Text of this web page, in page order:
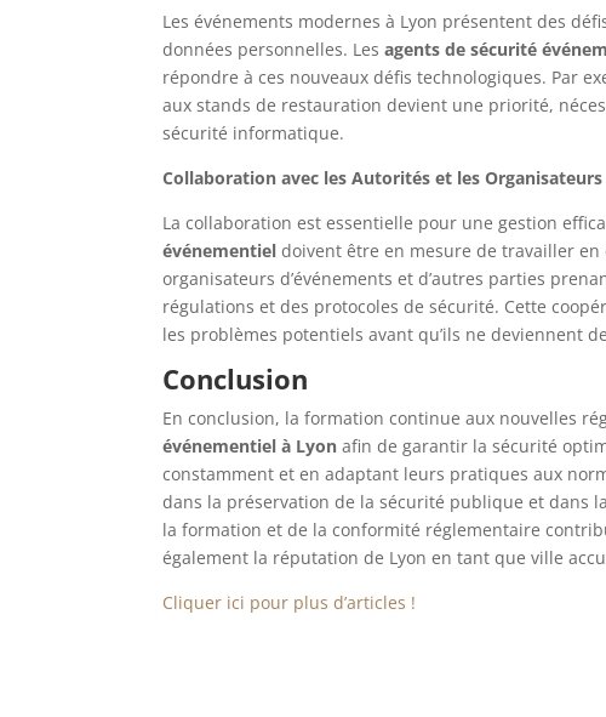
Les événements modernes à Lyon présentent des
données personnelles. Lesagents de sécurité
répondre à ces nouveaux défis technologiques. Par
aux stands de restauration devient une priorité,
sécurité informatique.
Collaboration avec les Autorités et les Organisateurs
La collaboration est essentielle pour une gestion
événementiel doivent être en mesure de travailler
organisateurs d’événements et d’autres parties
régulations et des protocoles de sécurité. Cette
les problèmes potentiels avant qu’ils ne deviennent
Conclusion
En conclusion, la formation continue aux nouvelles
événementiel à Lyon afin de garantir la sécurité
constamment et en adaptant leurs pratiques aux
dans la préservation de la sécurité publique et dans
la formation et de la conformité réglementaire
également la réputation de Lyon en tant que ville
Cliquer ici pour plus d’articles !